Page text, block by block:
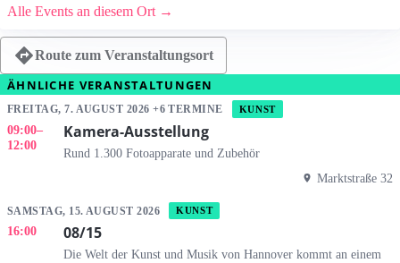
Alle Events an diesem Ort →
Route zum Veranstaltungsort
ÄHNLICHE VERANSTALTUNGEN
FREITAG, 7. AUGUST 2026 +6 TERMINE KUNST
09:00–
12:00
Kamera-Ausstellung
Rund 1.300 Fotoapparate und Zubehör
Marktstraße 32
SAMSTAG, 15. AUGUST 2026 KUNST
16:00 08/15
Die Welt der Kunst und Musik von Hannover kommt an einem